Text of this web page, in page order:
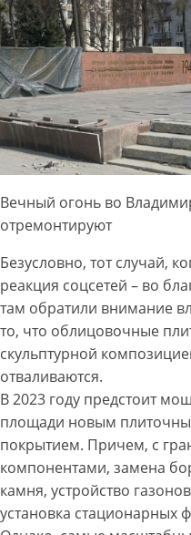
Вечный огонь во
отремонтируют
Безусловно, тот случай,
реакция соцсетей – во
там обратили внимание
то, что облицовочные
скульптурной
отваливаются.
В 2023 году предстоит
площади новым
покрытием. Причем, с
компонентами, замена
камня, устройство
установка стационарных